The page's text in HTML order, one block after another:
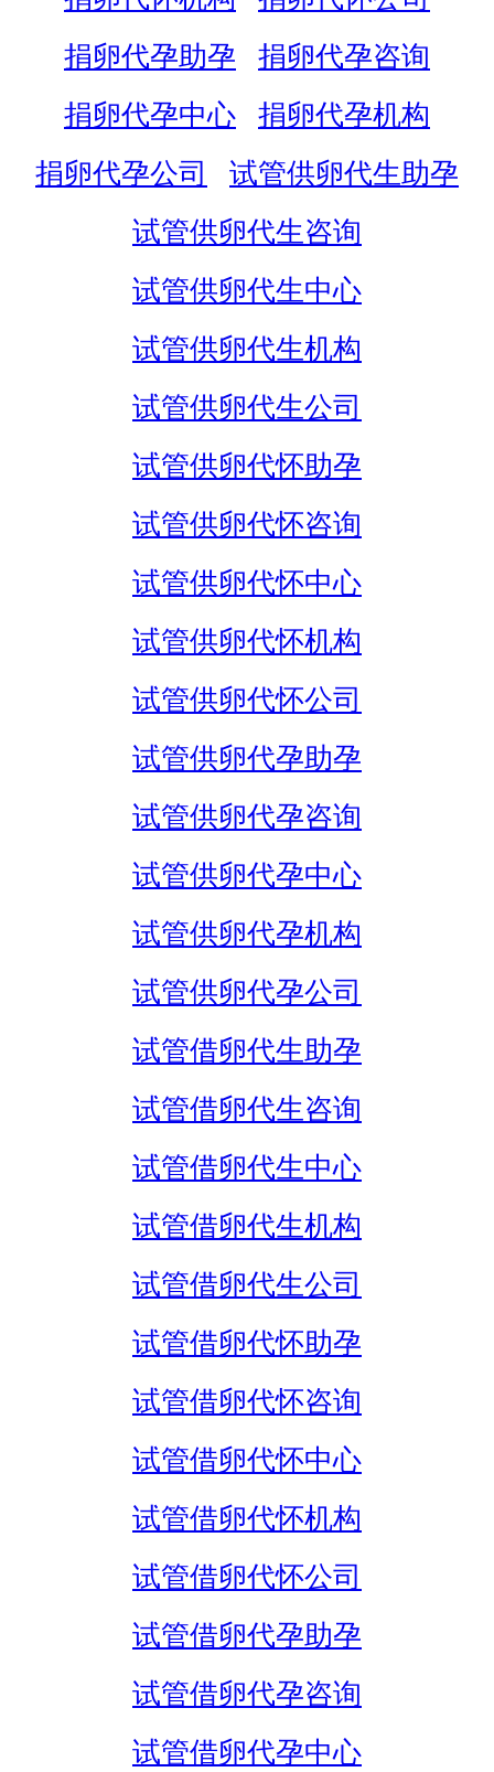
捐卵代孕助孕
捐卵代孕咨询
捐卵代孕中心
捐卵代孕机构
捐卵代孕公司
试管供卵代生助孕
试管供卵代生咨询
试管供卵代生中心
试管供卵代生机构
试管供卵代生公司
试管供卵代怀助孕
试管供卵代怀咨询
试管供卵代怀中心
试管供卵代怀机构
试管供卵代怀公司
试管供卵代孕助孕
试管供卵代孕咨询
试管供卵代孕中心
试管供卵代孕机构
试管供卵代孕公司
试管借卵代生助孕
试管借卵代生咨询
试管借卵代生中心
试管借卵代生机构
试管借卵代生公司
试管借卵代怀助孕
试管借卵代怀咨询
试管借卵代怀中心
试管借卵代怀机构
试管借卵代怀公司
试管借卵代孕助孕
试管借卵代孕咨询
试管借卵代孕中心